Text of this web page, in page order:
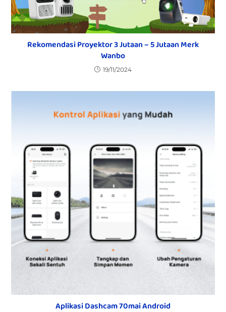
Rekomendasi Proyektor 3 Jutaan – 5 Jutaan Merk
Wanbo
19/11/2024
Aplikasi Dashcam 70mai Android